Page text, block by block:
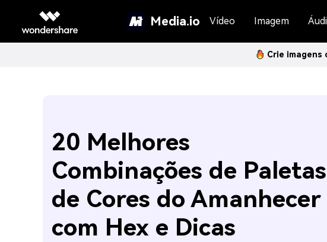
Media.io Vídeo Imagem
Crie imagens
20 Melhores
Combinações de Paletas
de Cores do Amanhecer
com Hex e Dicas